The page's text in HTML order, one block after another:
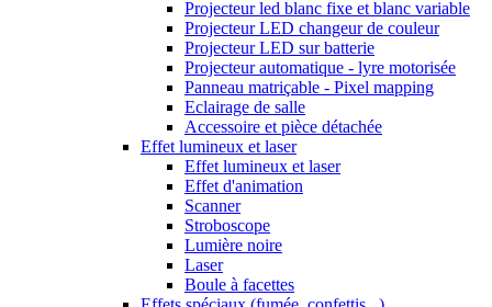
Projecteur led blanc fixe et blanc variable
Projecteur LED changeur de couleur
Projecteur LED sur batterie
Projecteur automatique - lyre motorisée
Panneau matriçable - Pixel mapping
Eclairage de salle
Accessoire et pièce détachée
Effet lumineux et laser
Effet lumineux et laser
Effet d'animation
Scanner
Stroboscope
Lumière noire
Laser
Boule à facettes